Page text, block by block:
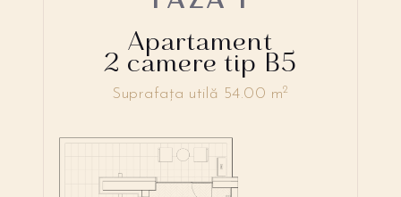
Apartament
2 camere tip B5
Suprafața utilă 54.00 m2